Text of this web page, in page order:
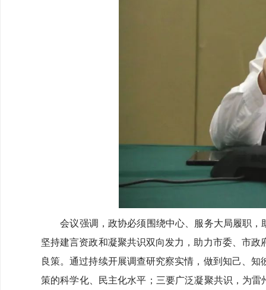
会议强调，政协必须围绕中心、服务大局履职，
坚持建言资政和凝聚共识双向发力，助力市委、市
良策。通过持续开展调查研究察实情，做到知己、
策的科学化、民主化水平；三要广泛凝聚共识，为